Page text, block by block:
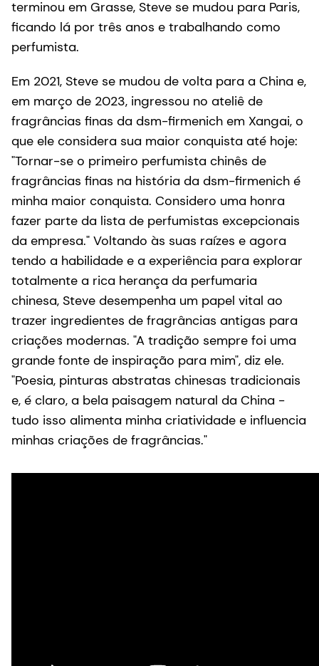
terminou em Grasse, Steve se mudou para Paris,
ficando lá por três anos e trabalhando como
perfumista.
Em 2021, Steve se mudou de volta para a China e,
em março de 2023, ingressou no ateliê de
fragrâncias finas da dsm-firmenich em Xangai, o
que ele considera sua maior conquista até hoje:
"Tornar-se o primeiro perfumista chinês de
fragrâncias finas na história da dsm-firmenich é
minha maior conquista. Considero uma honra
fazer parte da lista de perfumistas excepcionais
da empresa." Voltando às suas raízes e agora
tendo a habilidade e a experiência para explorar
totalmente a rica herança da perfumaria
chinesa, Steve desempenha um papel vital ao
trazer ingredientes de fragrâncias antigas para
criações modernas. "A tradição sempre foi uma
grande fonte de inspiração para mim", diz ele.
"Poesia, pinturas abstratas chinesas tradicionais
e, é claro, a bela paisagem natural da China -
tudo isso alimenta minha criatividade e influencia
minhas criações de fragrâncias."